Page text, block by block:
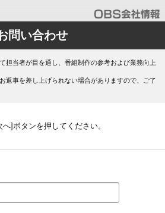
問い合わせ
担当者が目を通し、番組制作の参考および業務向上
返事を差し上げられない場合がありますので、ご了
]ボタンを押してください。